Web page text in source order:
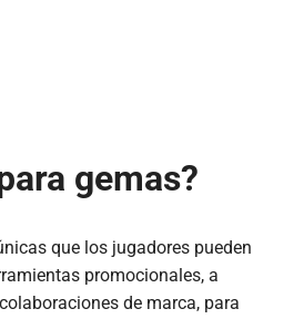
gemas?
que los jugadores pueden
promocionales, a
de marca, para